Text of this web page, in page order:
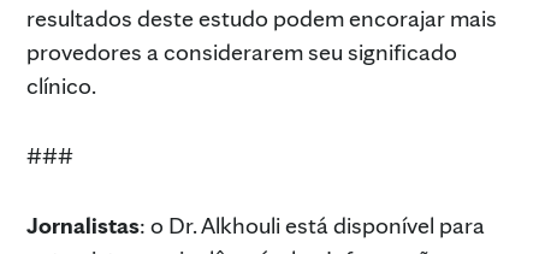
resultados deste estudo podem encorajar mais
provedores a considerarem seu significado
clínico.
###
Jornalistas: o Dr. Alkhouli está disponível para